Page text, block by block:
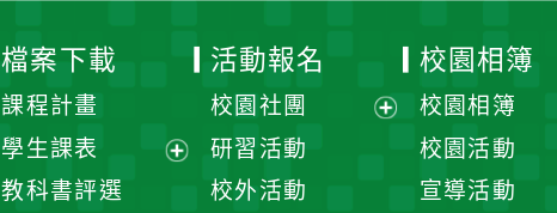
檔案下載
課程計畫
學生課表
教科書評選
活動報名
校園社團
研習活動
校外活動
校園相簿
校園相簿
校園活動
宣導活動